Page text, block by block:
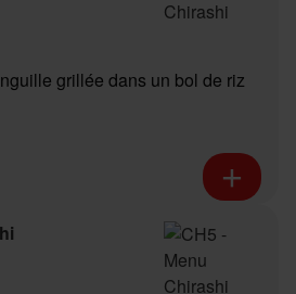
grillée dans un bol de riz